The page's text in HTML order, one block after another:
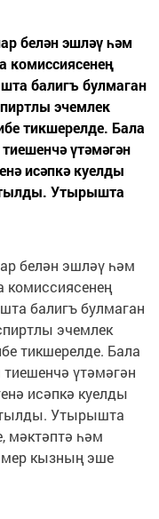
белән эшләү һәм
комиссиясенең
балигъ булмаган
эчемлек
тикшерелде. Бала
үтәмәгән
исәпкә куелды
Утырышта
белән эшләү һәм
комиссиясенең
балигъ булмаган
эчемлек
тикшерелде. Бала
үтәмәгән
исәпкә куелды
Утырышта
мәктәптә һәм
кызның эше